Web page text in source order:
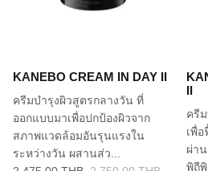
KANEBO CREAM IN DAY II
ครีมบำรุงผิวสูตรกลางวัน ที่
ออกแบบมาเพื่อปกป้องผิวจาก
สภาพแวดล้อมอันรุนแรงใน
ระหว่างวัน ผสานส่ว...
II
ครี
เพื่
ผ่า
พิถีพิ